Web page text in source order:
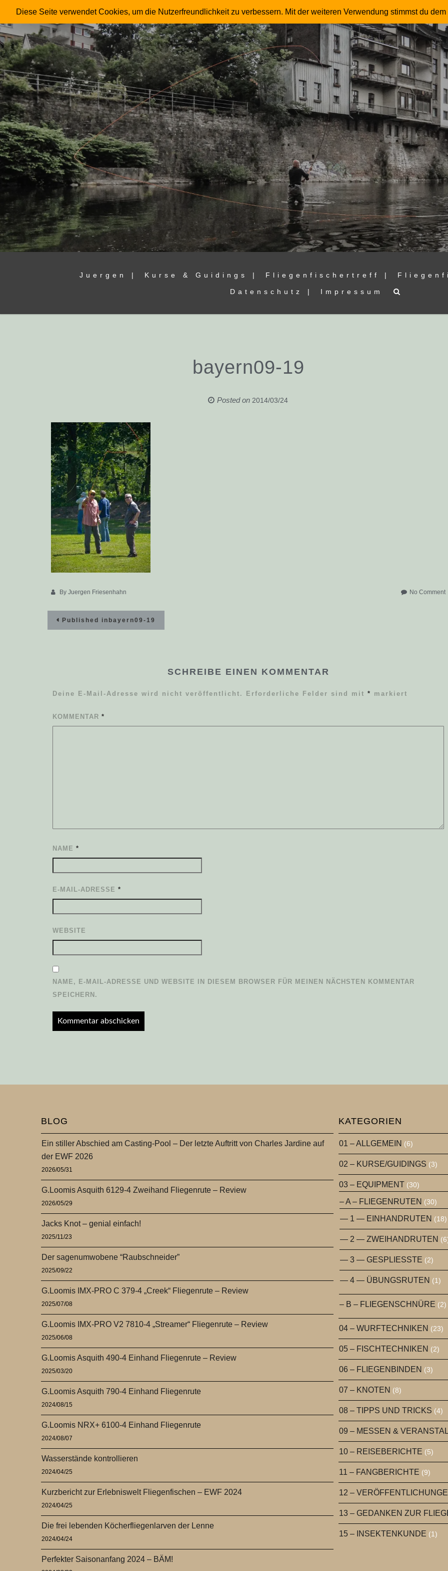
Skip
to
content
FRIESENHAHN – Fliegenfischer – Master Instruktor –
Juergen | Kurse & Guidings | Fliegenfischertreff |
Datenschutz | Impressum
bayern09-19
Posted on 2014/03/24
ByJuergen Friesenhahn No Comment
Beitragsnavigation
Published in bayern09-19
SCHREIBE EINEN KOMMENTAR
Deine E-Mail-Adresse wird nicht veröffentlicht. Erforderliche Felder sind mit* markiert
KOMMENTAR*
NAME*
E-MAIL-ADRESSE*
WEBSITE
NAME, E-MAIL-ADRESSE UND WEBSITE IN DIESEM BROWSER FÜR MEINEN NÄCHSTEN KOMMENTAR
SPEICHERN.
BLOG
Ein stiller Abschied am Casting-Pool – Der letzte Auftritt von Charles Jardine auf
der EWF 2026
2026/05/31
G.Loomis Asquith 6129-4 Zweihand Fliegenrute – Review
2026/05/29
Jacks Knot – genial einfach!
2025/11/23
Der sagenumwobene “Raubschneider”
2025/09/22
G.Loomis IMX-PRO C 379-4 „Creek“ Fliegenrute – Review
2025/07/08
G.Loomis IMX-PRO V2 7810-4 „Streamer“ Fliegenrute – Review
2025/06/08
G.Loomis Asquith 490-4 Einhand Fliegenrute – Review
2025/03/20
G.Loomis Asquith 790-4 Einhand Fliegenrute
2024/08/15
G.Loomis NRX+ 6100-4 Einhand Fliegenrute
2024/08/07
Wasserstände kontrollieren
2024/04/25
Kurzbericht zur Erlebniswelt Fliegenfischen – EWF 2024
2024/04/25
Die frei lebenden Köcherfliegenlarven der Lenne
2024/04/24
Perfekter Saisonanfang 2024 – BÄM!
KATEGORIEN
01 – ALLGEMEIN (6)
02 – KURSE/GUIDINGS (3)
03 – EQUIPMENT (30)
– A – FLIEGENRUTEN (30)
— 1 — EINHANDRUTEN (18)
— 2 — ZWEIHANDRUTEN
— 3 — GESPLIESSTE (2)
— 4 — ÜBUNGSRUTEN (1)
– B – FLIEGENSCHNÜRE (2)
04 – WURFTECHNIKEN (23)
05 – FISCHTECHNIKEN (2)
06 – FLIEGENBINDEN (3)
07 – KNOTEN (8)
08 – TIPPS UND TRICKS (4)
09 – MESSEN &
10 – REISEBERICHTE (5)
11 – FANGBERICHTE (9)
12 –
13 – GEDANKEN ZUR
15 – INSEKTENKUNDE (1)
Diese Seite verwendet Cookies, um die Nutzerfreundlichkeit zu verbessern. Mit der weiteren Verwendung stimmst du dem